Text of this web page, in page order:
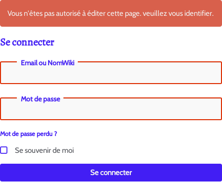
Vous n'êtes pas autorisé à éditer cette page. veuillez vous identifier.
Se connecter
Email ou NomWiki
Mot de passe
Mot de passe perdu ?
Se souvenir de moi
Se connecter